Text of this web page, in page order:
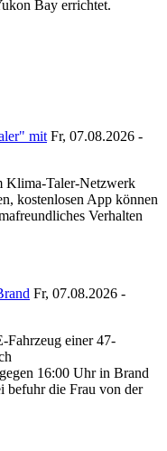
Bay errichtet.
mit Fr, 07.08.2026 -
Klima-Taler-Netzwerk
kostenlosen App können
Verhalten
Fr, 07.08.2026 -
Fahrzeug einer 47-
16:00 Uhr in Brand
befuhr die Frau von der